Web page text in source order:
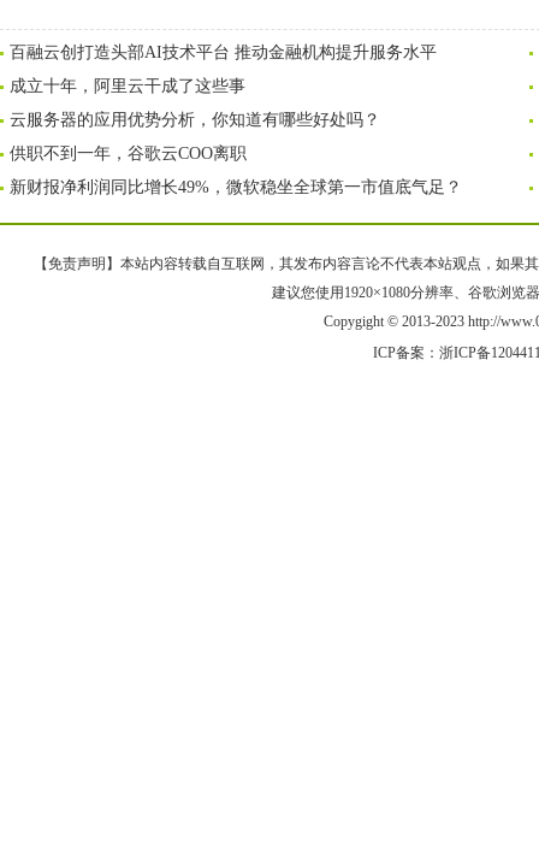
百融云创打造头部AI技术平台 推动金融机构提升服务水平
成立十年，阿里云干成了这些事
云服务器的应用优势分析，你知道有哪些好处吗？
供职不到一年，谷歌云COO离职
新财报净利润同比增长49%，微软稳坐全球第一市值底气足？
【免责声明】本站内容转载自互联网，其发布内容言论不代表本站观点，如果
建议您使用1920×1080分辨率、谷歌浏览
Copygight © 2013-2023 http://
ICP备案： 浙ICP备